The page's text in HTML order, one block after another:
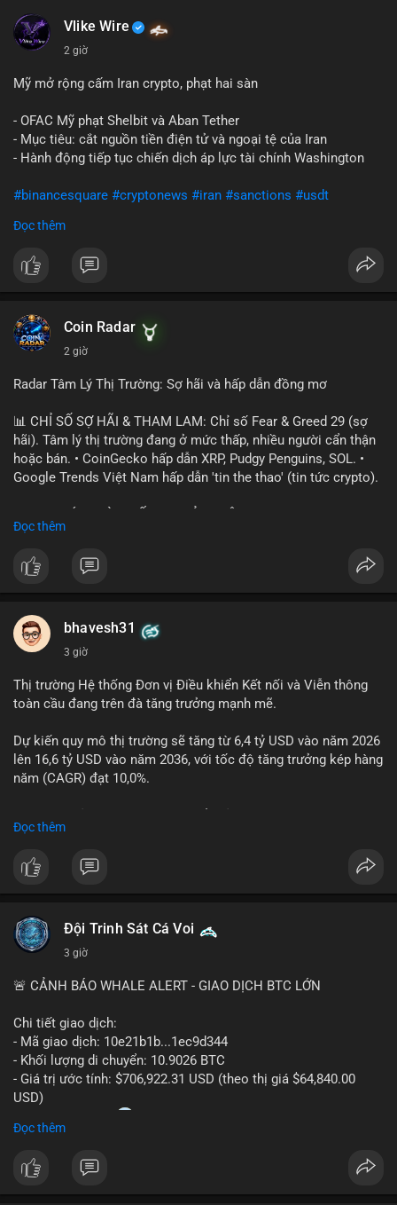
Vlike Wire
2 giờ
Mỹ mở rộng cấm Iran crypto, phạt hai sàn
- OFAC Mỹ phạt Shelbit và Aban Tether
- Mục tiêu: cắt nguồn tiền điện tử và ngoại tệ của Iran
- Hành động tiếp tục chiến dịch áp lực tài chính Washington
#binancesquare #cryptonews #iran #sanctions #usdt
$usdt
#vlikevn #titanbot
Đọc thêm
Coin Radar
2 giờ
Radar Tâm Lý Thị Trường: Sợ hãi và hấp dẫn đồng mơ
📊 CHỈ SỐ SỢ HÃI & THAM LAM: Chỉ số Fear & Greed 29 (sợ
hãi). Tâm lý thị trường đang ở mức thấp, nhiều người cẩn thận
hoặc bán. • CoinGecko hấp dẫn XRP, Pudgy Penguins, SOL. •
Google Trends Việt Nam hấp dẫn 'tin the thao' (tin tức crypto).
ONDO, CASHCAT. • Chủ đề 'tô thị ty na' (tỷ giá) và 'giao thông'
BTC breakout và lệnh long/short.
định crypto là 'vấn đề lớn' giúp giảm áp lực USD. • Binance hỗ
trợ cổ phiếu Apple/IBM. • Bài đăng hấp dẫn về $HFT, $SKYAI,
💡 NHẬN ĐỊNH & KHUYẾN NGHỊ: Tâm lý thị trường đang phân
coin (PENGU, CASHCAT) và tin cậy từ các dự án lớn (BTC,
SOL). Rủi ro tăng nếu không có thông tin rõ ràng về quy định.
Đọc thêm
bhavesh31
3 giờ
Thị trường Hệ thống Đơn vị Điều khiển Kết nối và Viễn thông
toàn cầu đang trên đà tăng trưởng mạnh mẽ.
Dự kiến quy mô thị trường sẽ tăng từ 6,4 tỷ USD vào năm 2026
lên 16,6 tỷ USD vào năm 2036, với tốc độ tăng trưởng kép hàng
năm (CAGR) đạt 10,0%.
trong các lĩnh vực ô tô, logistics và thiết bị thông minh.
Doanh nghiệp cần theo dõi xu hướng này để nắm bắt cơ hội
đầu tư và phát triển giải pháp kết nối tiên tiến.
Đọc thêm
Đội Trinh Sát Cá Voi
3 giờ
🚨 CẢNH BÁO WHALE ALERT - GIAO DỊCH BTC LỚN
Chi tiết giao dịch:
- Mã giao dịch: 10e21b1b...1ec9d344
- Khối lượng di chuyển: 10.9026 BTC
- Giá trị ước tính: $706,922.31 USD (theo thị giá $64,840.00
USD)
- Thời gian: 18:20
Nhận định phân tích:
Giao dịch 10.9 BTC trị giá hơn 706 nghìn USD được thực hiện
trong khung giờ thanh khoản mỏng (giờ châu Á) cho thấy chủ
Đọc thêm